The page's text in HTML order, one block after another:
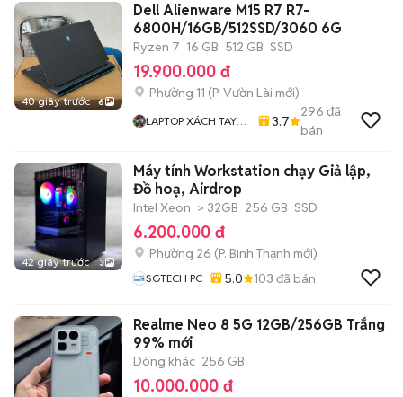
40 giây trước 6
Dell Alienware M15 R7 R7-
6800H/16GB/512SSD/3060 6G
Ryzen 7 16 GB 512 GB SSD
19.900.000 đ
Phường 11 (P. Vườn Lài mới)
LAPTOP XÁCH TAY
3.7
296 đã
bán
42 giây trước 3
Máy tính Workstation chạy Giả lập,
Đồ hoạ, Airdrop
Intel Xeon > 32GB 256 GB SSD
6.200.000 đ
Phường 26 (P. Bình Thạnh mới)
SGTECH PC 5.0 103 đã bán
Realme Neo 8 5G 12GB/256GB Trắng
99% mới
Dòng khác 256 GB
10.000.000 đ